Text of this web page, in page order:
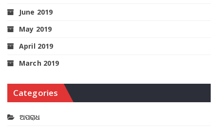
June 2019
May 2019
April 2019
March 2019
Categories
ଅପରାଧ